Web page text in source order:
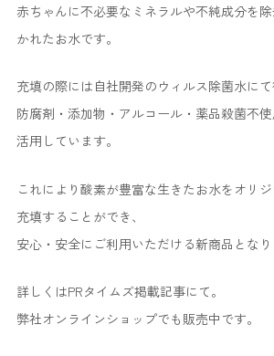
赤ちゃんに不必要なミネラルや不純成分を
かれたお水です。
充填の際には自社開発のウィルス除菌水にて
防腐剤・添加物・アルコール・薬品殺菌不
活用しています。
これにより酸素が豊富な生きたお水をオリ
充填することができ、
安心・安全にご利用いただける新商品となり
詳しくはPRタイムズ掲載記事にて。
弊社オンラインショップでも販売中です。